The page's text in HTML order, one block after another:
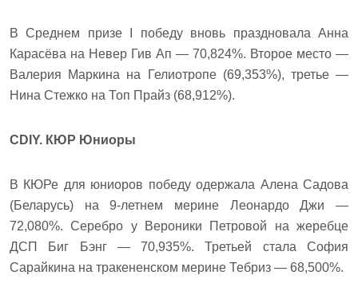
В Среднем призе I победу вновь праздновала Анна
Карасёва на Невер Гив Ап — 70,824%. Второе место —
Валерия Маркина на Гелиотропе (69,353%), третье —
Нина Стежко на Топ Прайз (68,912%).
CDIY. КЮР Юниоры
В КЮРе для юниоров победу одержала Алена Садова
(Беларусь) на 9-летнем мерине Леонардо Джи —
72,080%. Серебро у Вероники Петровой на жеребце
ДСП Биг Бэнг — 70,935%. Третьей стала София
Сарайкина на тракененском мерине Тебриз — 68,500%.